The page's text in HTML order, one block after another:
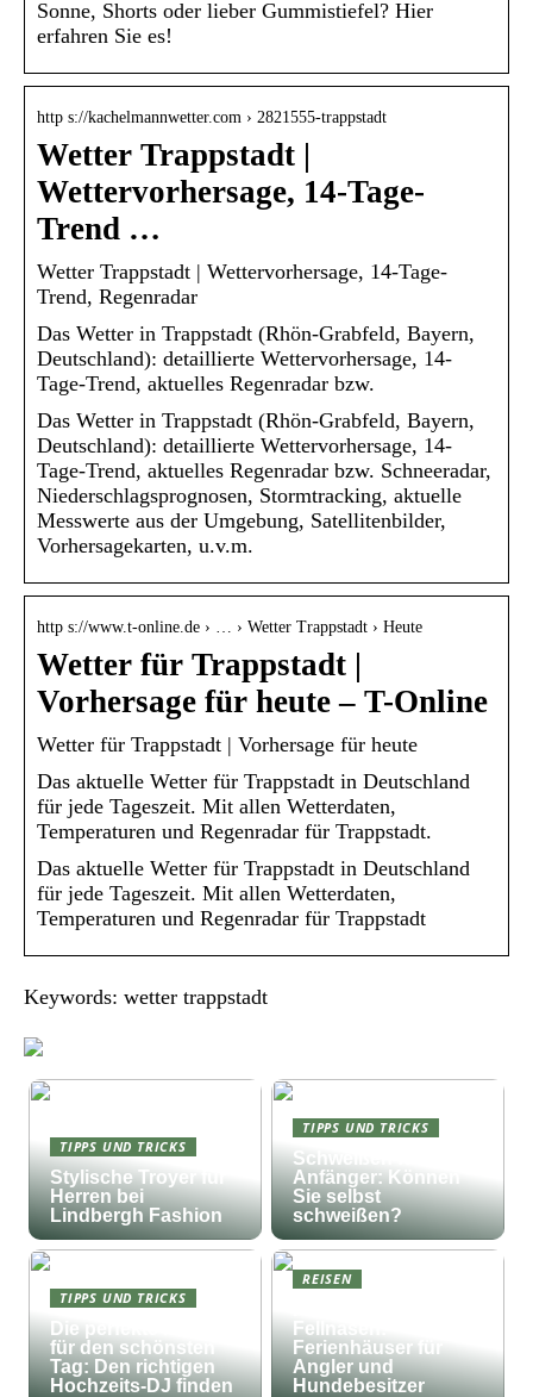
Sonne, Shorts oder lieber Gummistiefel? Hier
erfahren Sie es!
http s://kachelmannwetter.com › 2821555-trappstadt
Wetter Trappstadt |
Wettervorhersage, 14-Tage-
Trend …
Wetter Trappstadt | Wettervorhersage, 14-Tage-
Trend, Regenradar
Das Wetter in Trappstadt (Rhön-Grabfeld, Bayern,
Deutschland): detaillierte Wettervorhersage, 14-
Tage-Trend, aktuelles Regenradar bzw.
Das Wetter in Trappstadt (Rhön-Grabfeld, Bayern,
Deutschland): detaillierte Wettervorhersage, 14-
Tage-Trend, aktuelles Regenradar bzw. Schneeradar,
Niederschlagsprognosen, Stormtracking, aktuelle
Messwerte aus der Umgebung, Satellitenbilder,
Vorhersagekarten, u.v.m.
http s://www.t-online.de › … › Wetter Trappstadt › Heute
Wetter für Trappstadt |
Vorhersage für heute – T-Online
Wetter für Trappstadt | Vorhersage für heute
Das aktuelle Wetter für Trappstadt in Deutschland
für jede Tageszeit. Mit allen Wetterdaten,
Temperaturen und Regenradar für Trappstadt.
Das aktuelle Wetter für Trappstadt in Deutschland
für jede Tageszeit. Mit allen Wetterdaten,
Temperaturen und Regenradar für Trappstadt
Keywords: wetter trappstadt
TIPPS UND TRICKS
Stylische Troyer für
Herren bei
Lindbergh Fashion
TIPPS UND TRICKS
Schweißen für
Anfänger: Können
Sie selbst
schweißen?
TIPPS UND TRICKS
Die perfekte Musik
für den schönsten
Tag: Den richtigen
Hochzeits-DJ finden
REISEN
Fellnasen:
Ferienhäuser für
Angler und
Hundebesitzer